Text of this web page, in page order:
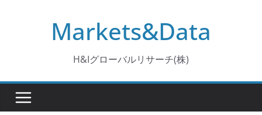
Markets&Data
H&Iグローバルリサーチ(株)